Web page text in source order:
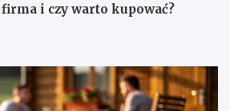
i czy warto kupować?